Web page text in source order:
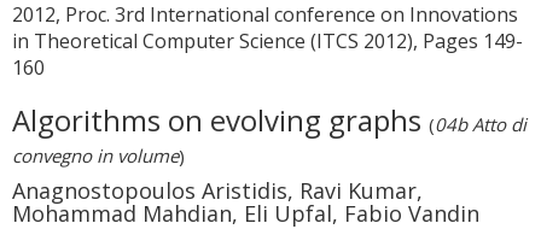
2012, Proc. 3rd International conference on Innovations
in Theoretical Computer Science (ITCS 2012), Pages 149-
160
Algorithms on evolving graphs (04b Atto di
convegno in volume)
Anagnostopoulos Aristidis, Ravi Kumar,
Mohammad Mahdian, Eli Upfal, Fabio Vandin